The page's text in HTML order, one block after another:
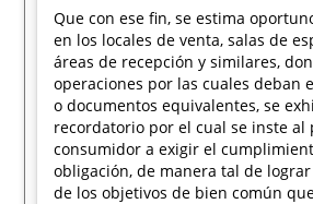
Que con ese fin, se estima
en los locales de venta, salas de
áreas de recepción y similares,
operaciones por las cuales deban
o documentos equivalentes, se
recordatorio por el cual se inste al
consumidor a exigir el
obligación, de manera tal de
de los objetivos de bien común